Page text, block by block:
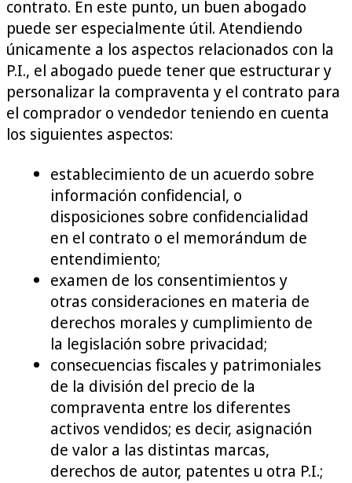
contrato. En este punto, un buen abogado
puede ser especialmente útil. Atendiendo
únicamente a los aspectos relacionados con la
P.I., el abogado puede tener que estructurar y
personalizar la compraventa y el contrato para
el comprador o vendedor teniendo en cuenta
los siguientes aspectos:
establecimiento de un acuerdo sobre
información confidencial, o
disposiciones sobre confidencialidad
en el contrato o el memorándum de
entendimiento;
examen de los consentimientos y
otras consideraciones en materia de
derechos morales y cumplimiento de
la legislación sobre privacidad;
consecuencias fiscales y patrimoniales
de la división del precio de la
compraventa entre los diferentes
activos vendidos; es decir, asignación
de valor a las distintas marcas,
derechos de autor, patentes u otra P.I.;